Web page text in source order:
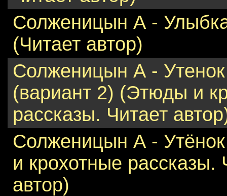
Солженицын А -
(Читает автор)
Солженицын А - Утенок
(вариант 2) (Этюды и
рассказы. Читает
Солженицын А -
и крохотные рассказы.
автор)